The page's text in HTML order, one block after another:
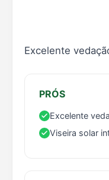
Excelente
PRÓS
Excelente
Viseira solar